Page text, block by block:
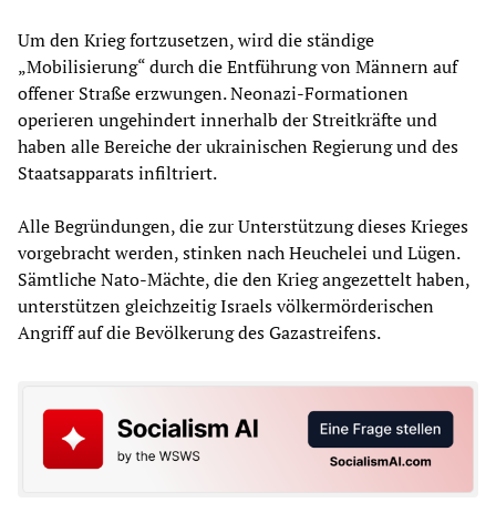
Um den Krieg fortzusetzen, wird die ständige
„Mobilisierung“ durch die Entführung von Männern auf
offener Straße erzwungen. Neonazi-Formationen
operieren ungehindert innerhalb der Streitkräfte und
haben alle Bereiche der ukrainischen Regierung und des
Staatsapparats infiltriert.
Alle Begründungen, die zur Unterstützung dieses Krieges
vorgebracht werden, stinken nach Heuchelei und Lügen.
Sämtliche Nato-Mächte, die den Krieg angezettelt haben,
unterstützen gleichzeitig Israels völkermörderischen
Angriff auf die Bevölkerung des Gazastreifens.